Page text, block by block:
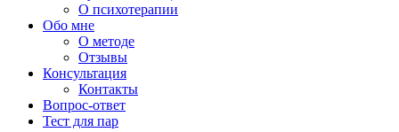
О психотерапии
Обо мне
О методе
Отзывы
Консультация
Контакты
Вопрос-ответ
Тест для пар